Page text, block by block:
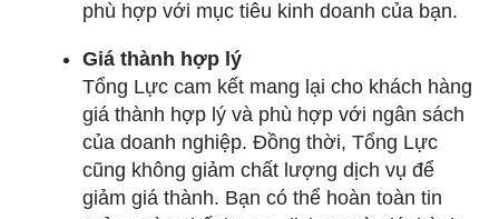
phù hợp với mục tiêu kinh doanh của bạn.
Giá thành hợp lý
Tổng Lực cam kết mang lại cho khách hàng
giá thành hợp lý và phù hợp với ngân sách
của doanh nghiệp. Đồng thời, Tổng Lực
cũng không giảm chất lượng dịch vụ để
giảm giá thành. Bạn có thể hoàn toàn tin